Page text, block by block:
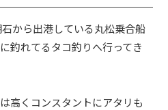
から出港している丸松乗合船
釣れてるタコ釣りへ行ってき
高くコンスタントにアタリも